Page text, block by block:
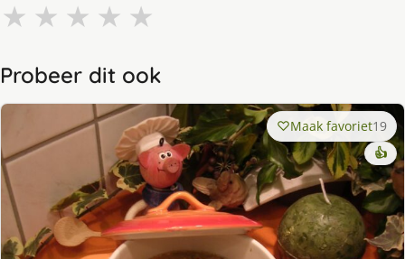
★ ★ ★ ★ ★
Probeer dit ook
Maak favoriet19
👍